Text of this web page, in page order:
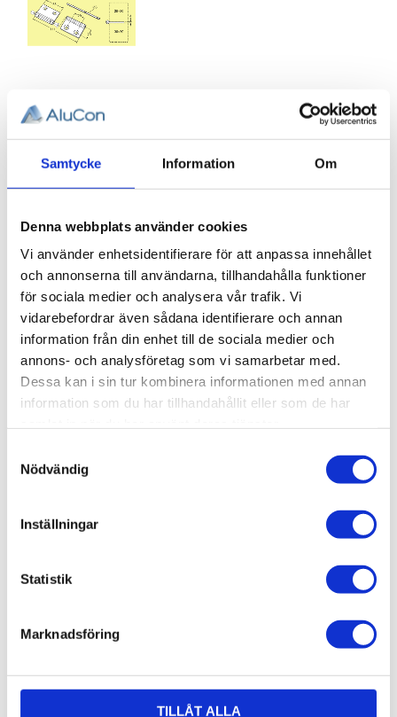
Samtycke Information Om
Denna webbplats använder cookies
Vi använder enhetsidentifierare för att anpassa innehållet
och annonserna till användarna, tillhandahålla funktioner
för sociala medier och analysera vår trafik. Vi
vidarebefordrar även sådana identifierare och annan
information från din enhet till de sociala medier och
annons- och analysföretag som vi samarbetar med.
Dessa kan i sin tur kombinera informationen med annan
information som du har tillhandahållit eller som de har
Nödvändig
Inställningar
Statistik
Marknadsföring
TILLÅT ALLA
254,81KR
KÖP
Lagerstatus
Beställningsvara, lev. tid: 1-2
Vikt
0,124 kg
Gångjärn 30/30. T-Spår 7.
Material:
T-spår 7 ingår, bussningarna är monterade och
axeln monteras efter hur man önskar hänga